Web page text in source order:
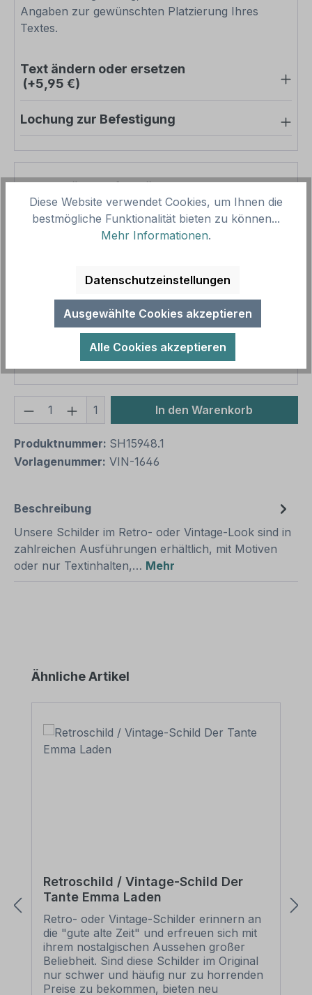
Angaben zur gewünschten Platzierung Ihres
Textes.
Text ändern oder ersetzen
(+5,95 €)
Lochung zur Befestigung
Pro-Stück-Aufschläge
Produktpreis
14,40 €
Zwischensumme
Zusammenfassung
Gesamtpreis
14,40 €
Preise inkl. MwSt. zzgl. Versandkosten
Aufgrund von Neuberechnungen im Warenkorb sind
abweichende Endpreise möglich.
Produkt Anzahl: Gib den
1 In den Warenkorb
Produktnummer: SH15948.1
Vorlagenummer: VIN-1646
Beschreibung
Unsere Schilder im Retro- oder Vintage-Look sind in
zahlreichen Ausführungen erhältlich, mit Motiven
oder nur Textinhalten,… Mehr
Produktgalerie überspringen
Ähnliche Artikel
Retroschild / Vintage-Schild Der
Tante Emma Laden
Retro- oder Vintage-Schilder erinnern an
die "gute alte Zeit" und erfreuen sich mit
ihrem nostalgischen Aussehen großer
Beliebheit. Sind diese Schilder im Original
nur schwer und häufig nur zu horrenden
Preise zu bekommen, bieten neu
Diese Website verwendet Cookies, um Ihnen die
bestmögliche Funktionalität bieten zu können...
Mehr Informationen.
Datenschutzeinstellungen
Ausgewählte Cookies akzeptieren
Alle Cookies akzeptieren